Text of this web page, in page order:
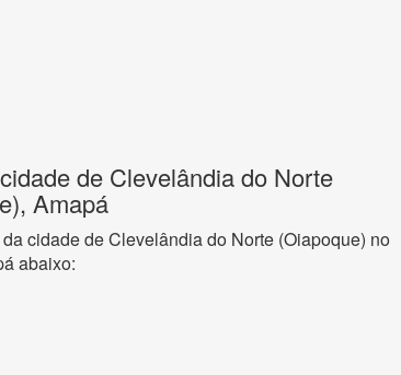
de Clevelândia do Norte
Amapá
cidade de Clevelândia do Norte (Oiapoque) no
abaixo: